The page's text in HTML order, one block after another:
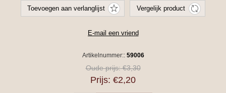
Artikelnummer:: 59006
Oude prijs: €3,30
Prijs: €2,20